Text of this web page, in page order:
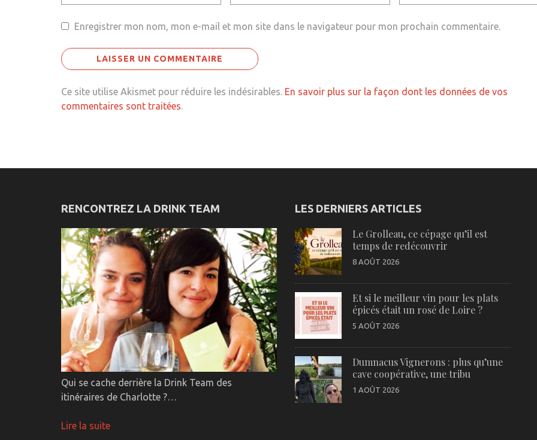
Enregistrer mon nom, mon e-mail et mon site dans le navigateur pour mon prochain commentaire.
Ce site utilise Akismet pour réduire les indésirables. En savoir plus sur la façon dont les données de vos
commentaires sont traitées.
RENCONTREZ LA DRINK TEAM
Qui se cache derrière la Drink Team des
itinéraires de Charlotte ?…
Lire la suite
LES DERNIERS ARTICLES
Le Grolleau, ce cépage qu’il est
temps de redécouvrir
8 AOÛT 2026
Et si le meilleur vin pour les plats
épicés était un rosé de Loire ?
5 AOÛT 2026
Dumnacus Vignerons : plus qu’une
cave coopérative, une tribu
1 AOÛT 2026